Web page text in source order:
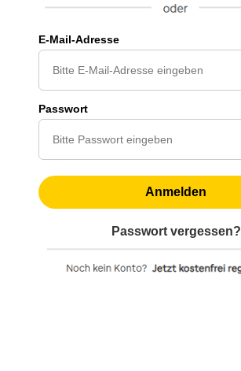
E-Mail-Adresse
Passwort
Anmelden
Passwort vergessen?